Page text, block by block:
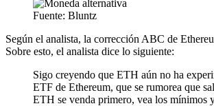
Fuente: Bluntz
Según el analista, la corrección ABC de
Sobre esto, el analista dice lo siguiente:
Sigo creyendo que ETH aún no ha
ETF de Ethereum, que se rumorea que
ETH se venda primero, vea los mínimos